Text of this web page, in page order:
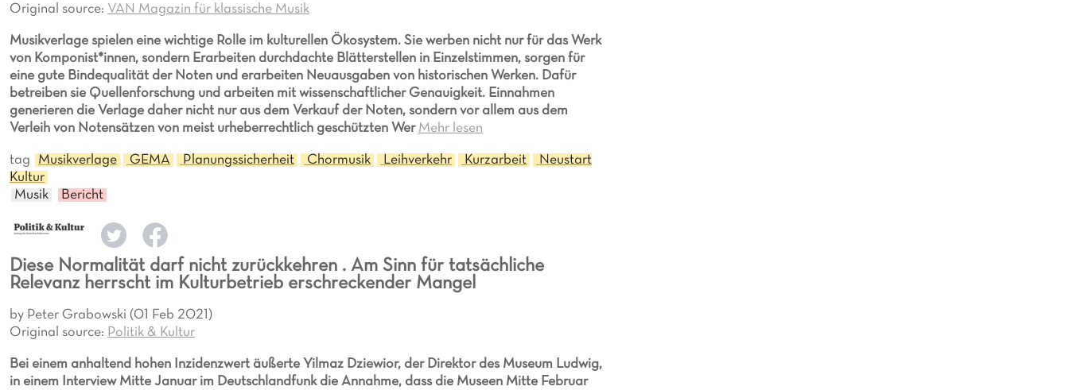
Original source: VAN Magazin für klassische Musik
Musikverlage spielen eine wichtige Rolle im kulturellen Ökosystem. Sie werben nicht nur für das Werk
von Komponist*innen, sondern Erarbeiten durchdachte Blätterstellen in Einzelstimmen, sorgen für
eine gute Bindequalität der Noten und erarbeiten Neuausgaben von historischen Werken. Dafür
betreiben sie Quellenforschung und arbeiten mit wissenschaftlicher Genauigkeit. Einnahmen
generieren die Verlage daher nicht nur aus dem Verkauf der Noten, sondern vor allem aus dem
Verleih von Notensätzen von meist urheberrechtlich geschützten Wer Mehr lesen
tag Musikverlage GEMA Planungssicherheit Chormusik Leihverkehr Kurzarbeit
Neustart
Kultur
Musik
Bericht
Diese Normalität darf nicht zurückkehren . Am Sinn für tatsächliche
Relevanz herrscht im Kulturbetrieb erschreckender Mangel
by Peter Grabowski (01 Feb 2021)
Original source: Politik & Kultur
Bei einem anhaltend hohen Inzidenzwert äußerte Yilmaz Dziewior, der Direktor des Museum Ludwig,
in einem Interview Mitte Januar im Deutschlandfunk die Annahme, dass die Museen Mitte Februar